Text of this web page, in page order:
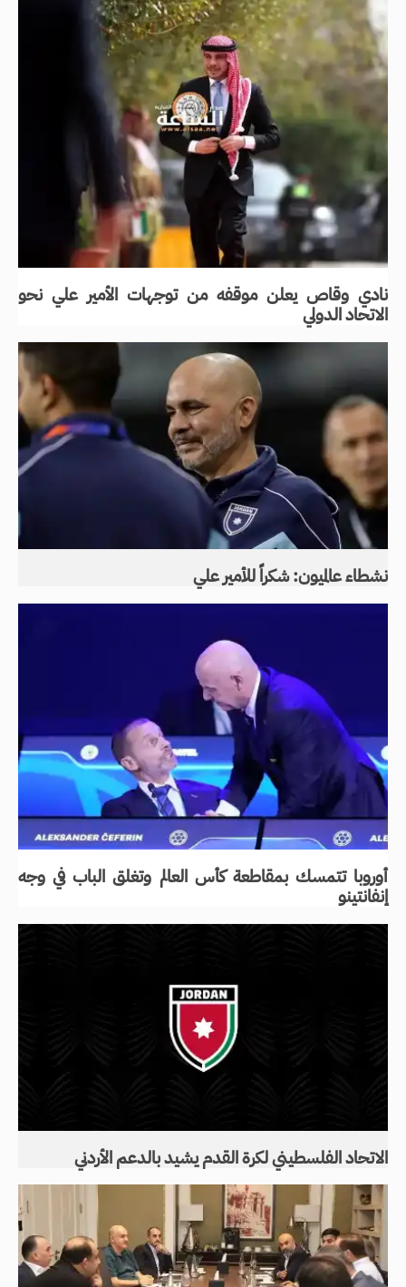
نادي وقاص يعلن موقفه من توجهات الأمير علي نحو
الاتحاد الدولي
نشطاء عالميون: شكراً للأمير علي
أوروبا تتمسك بمقاطعة كأس العالم وتغلق الباب في وجه
إنفانتينو
الاتحاد الفلسطيني لكرة القدم يشيد بالدعم الأردني